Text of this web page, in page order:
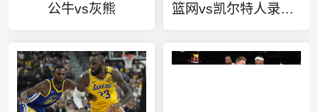
公牛vs灰熊 篮网vs凯尔特人录像回放